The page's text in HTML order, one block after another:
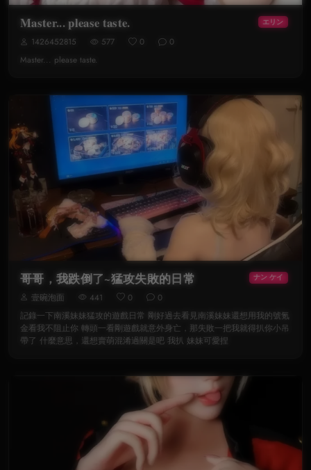
Master... please taste. エリン
1426452815 577 0
0
Master... please taste.
哥哥，我跌倒了~猛攻失敗的日常 ナン ケイ
壹碗泡面 441 0
0
記錄一下南溪妹妹猛攻的遊戲日常 剛好過去看見南溪妹妹還想用我的號氪
金看我不阻止你 轉頭一看剛遊戲就意外身亡，那失敗一把我就得扒你小吊
帶了 什麼意思，還想賣萌混淆過關是吧 我扒 妹妹可愛捏